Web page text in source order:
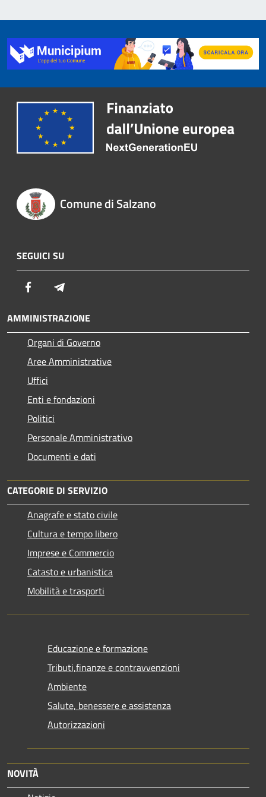
Comune di Salzano
SEGUICI SU
Facebook
AMMINISTRAZIONE
Organi di Governo
Aree Amministrative
Uffici
Enti e fondazioni
Politici
Personale Amministrativo
Documenti e dati
CATEGORIE DI SERVIZIO
Anagrafe e stato civile
Cultura e tempo libero
Imprese e Commercio
Catasto e urbanistica
Mobilità e trasporti
Educazione e formazione
Tributi,finanze e contravvenzioni
Ambiente
Salute, benessere e assistenza
Autorizzazioni
NOVITÀ